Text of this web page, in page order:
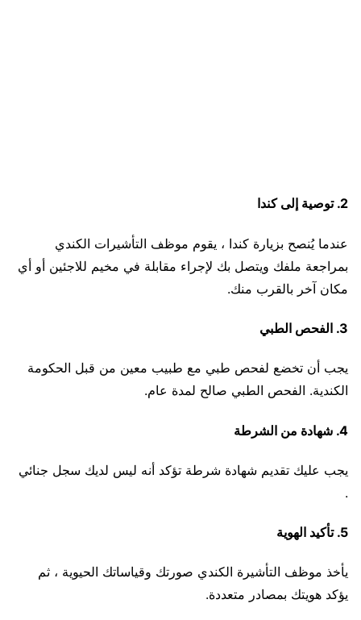
2. توصية إلى كندا
عندما يُنصح بزيارة كندا ، يقوم موظف التأشيرات الكندي
بمراجعة ملفك ويتصل بك لإجراء مقابلة في مخيم للاجئين أو أي
مكان آخر بالقرب منك.
3. الفحص الطبي
يجب أن تخضع لفحص طبي مع طبيب معين من قبل الحكومة
الكندية. الفحص الطبي صالح لمدة عام.
4. شهادة من الشرطة
يجب عليك تقديم شهادة شرطة تؤكد أنه ليس لديك سجل جنائي
.
5. تأكيد الهوية
يأخذ موظف التأشيرة الكندي صورتك وقياساتك الحيوية ، ثم
يؤكد هويتك بمصادر متعددة.